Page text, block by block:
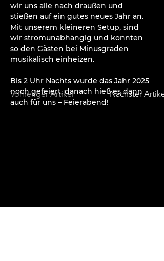
Vorheriger Artikel Nächster Artikel
wir uns alle nach draußen und
stießen auf ein gutes neues Jahr an.
Mit unserem kleineren Setup, sind
wir stromunabhängig und konnten
so den Gästen bei Minusgraden
musikalisch einheizen.
Bis 2 Uhr Nachts wurde das Jahr 2025
noch gefeiert, danach hieß es dann
auch für uns – Feierabend!